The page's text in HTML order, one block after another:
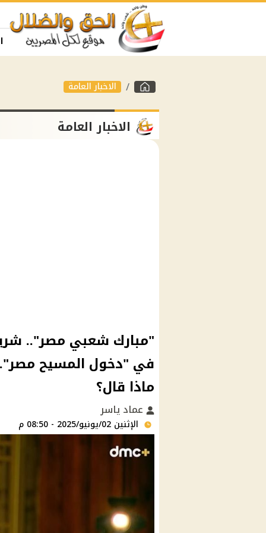
الاخبار العامة
الاخبار العامة
"مبارك شعبي مصر"..
في "دخول المسيح
ماذا قال؟
عماد ياسر
الإثنين 02/يونيو/2025 - 08:50 م